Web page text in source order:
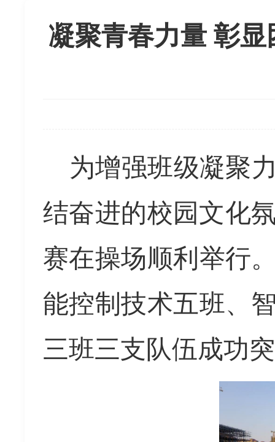
凝聚青春力量 彰
为增强班级凝聚
结奋进的校园文化
赛在操场顺利举行
能控制技术五班、
三班三支队伍成功